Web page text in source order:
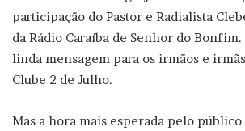
participação do Pastor e Radialista
da Rádio Caraíba de Senhor do
linda mensagem para os irmãos e
Clube 2 de Julho.
Mas a hora mais esperada pelo público